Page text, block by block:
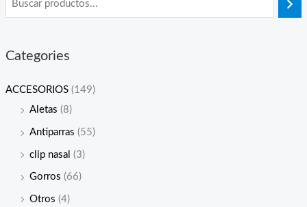
Categories
ACCESORIOS (149)
Aletas (8)
Antiparras (55)
clip nasal (3)
Gorros (66)
Otros (4)